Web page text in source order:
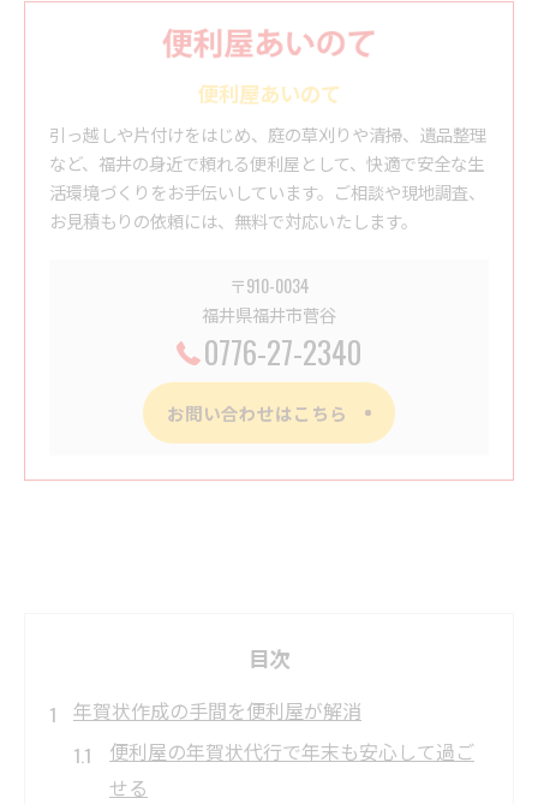
便利屋あいのて
引っ越しや片付けをはじめ、庭の草刈りや清掃、遺品整理
など、福井の身近で頼れる便利屋として、快適で安全な生
活環境づくりをお手伝いしています。ご相談や現地調査、
お見積もりの依頼には、無料で対応いたします。
〒910-0034
福井県福井市菅谷
0776-27-2340
お問い合わせはこちら
目次
年賀状作成の手間を便利屋が解消
便利屋の年賀状代行で年末も安心して過ご
せる